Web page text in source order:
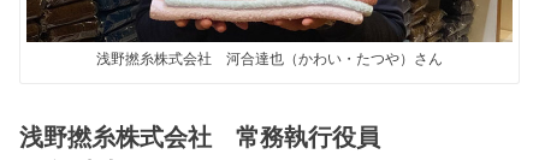
浅野撚糸株式会社 河合達也（かわい・たつや）さん
浅野撚糸株式会社 常務執行役員